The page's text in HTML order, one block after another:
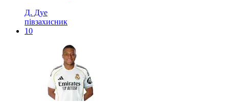
Д. Дуе
півзахисник
10